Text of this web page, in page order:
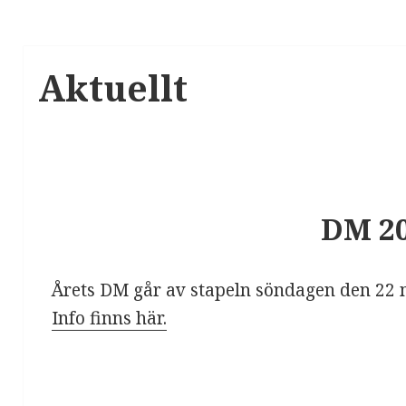
Aktuellt
DM
Årets DM går av stapeln söndagen den 22
Info finns här.